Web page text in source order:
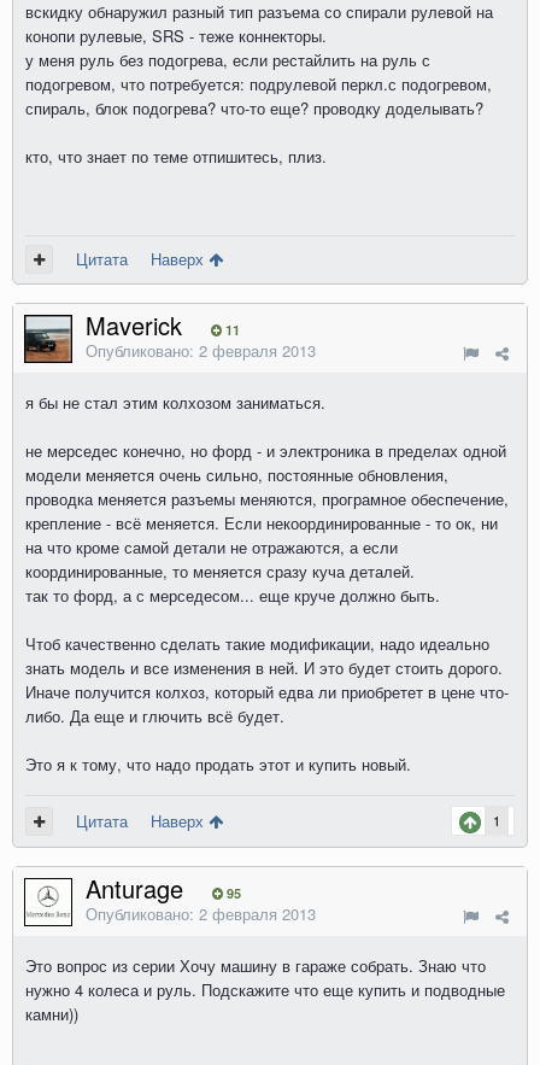
вскидку обнаружил разный тип разъема со спирали рулевой на
конопи рулевые, SRS - теже коннекторы.
у меня руль без подогрева, если рестайлить на руль с
подогревом, что потребуется: подрулевой перкл.с подогревом,
спираль, блок подогрева? что-то еще? проводку доделывать?
кто, что знает по теме отпишитесь, плиз.
Цитата Наверх
Maverick 11
Опубликовано: 2 февраля 2013
я бы не стал этим колхозом заниматься.
не мерседес конечно, но форд - и электроника в пределах одной
модели меняется очень сильно, постоянные обновления,
проводка меняется разъемы меняются, програмное обеспечение,
крепление - всё меняется. Если некоординированные - то ок, ни
на что кроме самой детали не отражаются, а если
координированные, то меняется сразу куча деталей.
так то форд, а с мерседесом... еще круче должно быть.
Чтоб качественно сделать такие модификации, надо идеально
знать модель и все изменения в ней. И это будет стоить дорого.
Иначе получится колхоз, который едва ли приобретет в цене что-
либо. Да еще и глючить всё будет.
Это я к тому, что надо продать этот и купить новый.
1
Цитата Наверх
Anturage 95
Опубликовано: 2 февраля 2013
Это вопрос из серии Хочу машину в гараже собрать. Знаю что
нужно 4 колеса и руль. Подскажите что еще купить и подводные
камни))